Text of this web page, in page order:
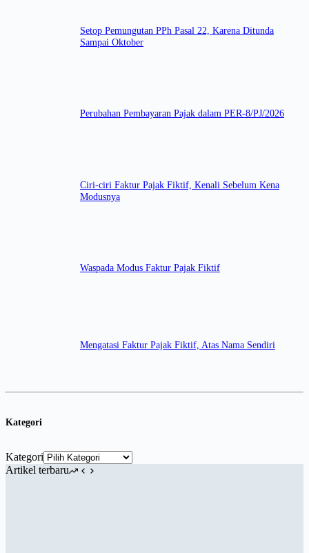
Setop Pemungutan PPh Pasal 22, Karena Ditunda
Sampai Oktober
Perubahan Pembayaran Pajak dalam PER-8/PJ/2026
Ciri-ciri Faktur Pajak Fiktif, Kenali Sebelum Kena
Modusnya
Waspada Modus Faktur Pajak Fiktif
Mengatasi Faktur Pajak Fiktif, Atas Nama Sendiri
Kategori
Kategori
Artikel terbaru